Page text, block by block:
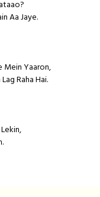
Aa Jaye.
Mein Yaaron,
Raha Hai.